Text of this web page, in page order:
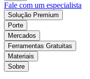
Fale com um especialista
Solução Premium
Porte
Mercados
Ferramentas Gratuitas
Materiais
Sobre